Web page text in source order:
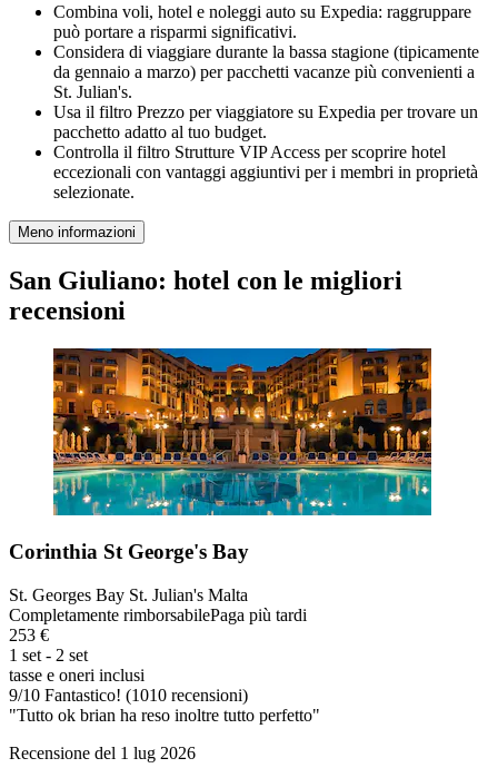
Combina voli, hotel e noleggi auto su Expedia: raggruppare
può portare a risparmi significativi.
Considera di viaggiare durante la bassa stagione (tipicamente
da gennaio a marzo) per pacchetti vacanze più convenienti a
St. Julian's.
Usa il filtro Prezzo per viaggiatore su Expedia per trovare un
pacchetto adatto al tuo budget.
Controlla il filtro Strutture VIP Access per scoprire hotel
eccezionali con vantaggi aggiuntivi per i membri in proprietà
selezionate.
Meno informazioni
San Giuliano: hotel con le migliori
recensioni
Corinthia St George's Bay
St. Georges Bay St. Julian's Malta
Completamente rimborsabilePaga più tardi
253 €
1 set - 2 set
tasse e oneri inclusi
9/10 Fantastico! (1010 recensioni)
"Tutto ok brian ha reso inoltre tutto perfetto"
Recensione del 1 lug 2026